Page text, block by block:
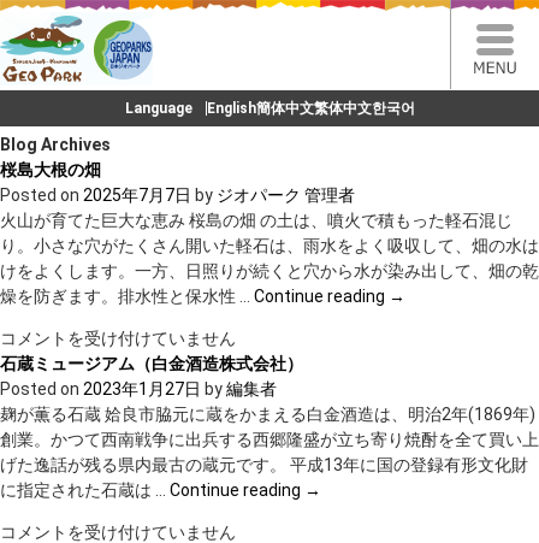
Language English簡体中文繁体中文한국어
Blog Archives
桜島大根の畑
Posted on 2025年7月7日 by ジオパーク 管理者
火山が育てた巨大な恵み 桜島の畑 の土は、噴火で積もった軽石混じ
り。小さな穴がたくさん開いた軽石は、雨水をよく吸収して、畑の水は
けをよくします。一方、日照りが続くと穴から水が染み出して、畑の乾
燥を防ぎます。排水性と保水性 … Continue reading →
桜
島
大
根
の
畑
は
コメントを受け付けていません
石蔵ミュージアム（白金酒造株式会社）
Posted on 2023年1月27日 by編集者
麹が薫る石蔵 姶良市脇元に蔵をかまえる白金酒造は、明治2年(1869年)
創業。かつて西南戦争に出兵する西郷隆盛が立ち寄り焼酎を全て買い上
げた逸話が残る県内最古の蔵元です。 平成13年に国の登録有形文化財
に指定された石蔵は … Continue reading →
石
コメントを受け付けていません